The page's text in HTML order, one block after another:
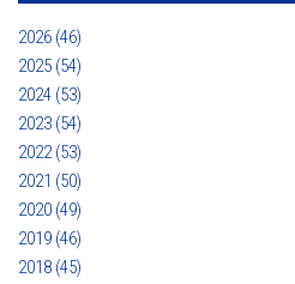
2026 (46)
2025 (54)
2024 (53)
2023 (54)
2022 (53)
2021 (50)
2020 (49)
2019 (46)
2018 (45)